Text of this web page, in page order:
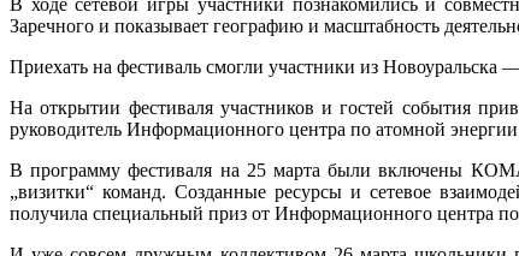
Заречного и показывает географию и масштабность
Приехать на фестиваль смогли участники из
На открытии фестиваля участников и гостей события
руководитель Информационного центра по атомной энергии
В программу фестиваля на 25 марта были включены
„визитки“ команд. Созданные ресурсы и сетевое
получила специальный приз от Информационного центра